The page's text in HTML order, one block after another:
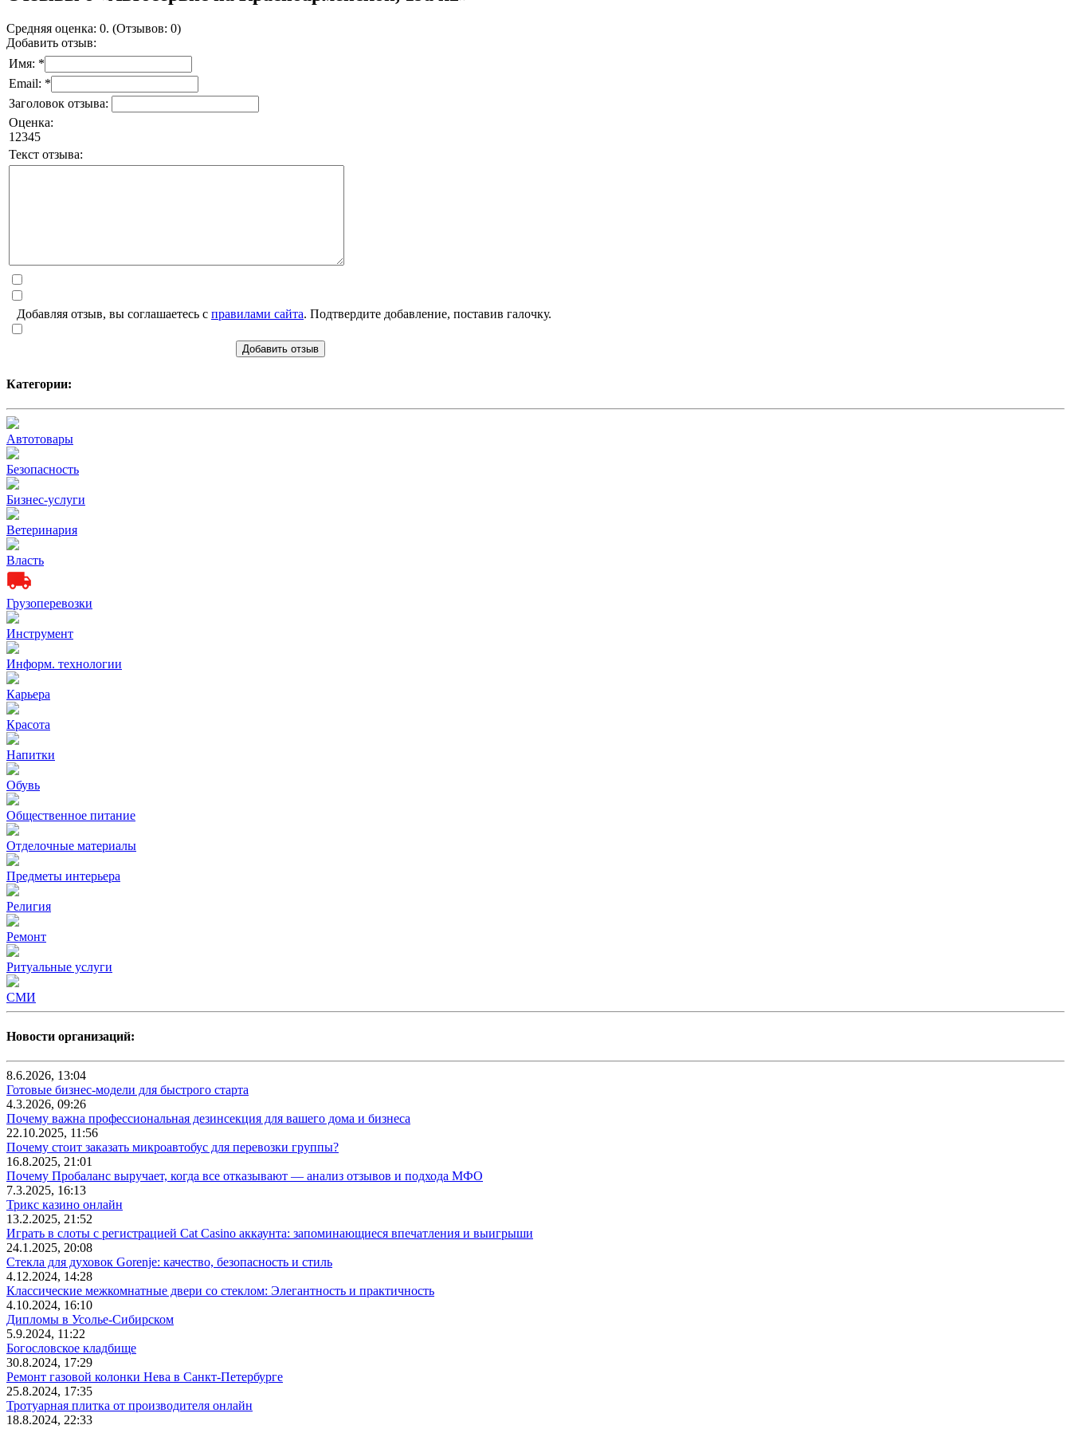
Средняя оценка: 0. (Отзывов: 0)
Добавить отзыв:
Имя: *
Email: *
Заголовок отзыва:
Оценка:
1 2345
Текст отзыва:
Добавляя отзыв, вы соглашаетесь с правилами сайта. Подтвердите добавление, поставив галочку.
Добавить отзыв
Категории:
Автотовары
Безопасность
Бизнес-услуги
Ветеринария
Власть
Грузоперевозки
Инструмент
Информ. технологии
Карьера
Красота
Напитки
Обувь
Общественное питание
Отделочные материалы
Предметы интерьера
Религия
Ремонт
Ритуальные услуги
СМИ
Новости организаций:
8.6.2026, 13:04
Готовые бизнес-модели для быстрого старта
4.3.2026, 09:26
Почему важна профессиональная дезинсекция для вашего дома и бизнеса
22.10.2025, 11:56
Почему стоит заказать микроавтобус для перевозки группы?
16.8.2025, 21:01
Почему Пробаланс выручает, когда все отказывают — анализ отзывов и подхода МФО
7.3.2025, 16:13
Трикс казино онлайн
13.2.2025, 21:52
Играть в слоты с регистрацией Cat Casino аккаунта: запоминающиеся впечатления и выигрыши
24.1.2025, 20:08
Стекла для духовок Gorenje: качество, безопасность и стиль
4.12.2024, 14:28
Классические межкомнатные двери со стеклом: Элегантность и практичность
4.10.2024, 16:10
Дипломы в Усолье-Сибирском
5.9.2024, 11:22
Богословское кладбище
30.8.2024, 17:29
Ремонт газовой колонки Нева в Санкт-Петербурге
25.8.2024, 17:35
Тротуарная плитка от производителя онлайн
18.8.2024, 22:33